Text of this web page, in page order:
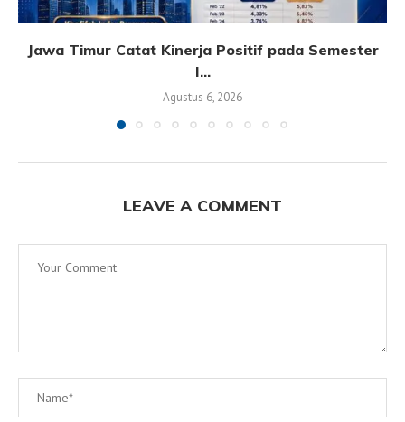
Jawa Timur Catat Kinerja Positif pada Semester
I...
Agustus 6, 2026
LEAVE A COMMENT